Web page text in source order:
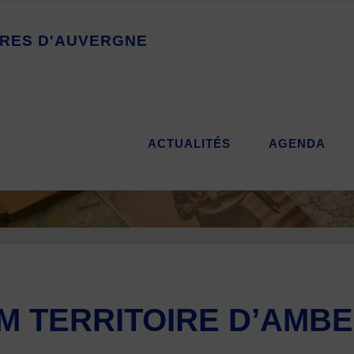
RES D'AUVERGNE
ACTUALITÉS AGENDA
TERRITOIRE